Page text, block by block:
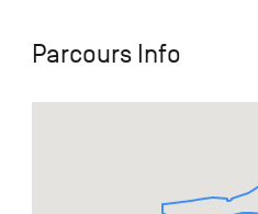
Parcours Info